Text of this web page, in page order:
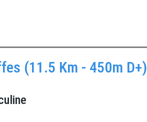
(11.5 Km - 450m D+)